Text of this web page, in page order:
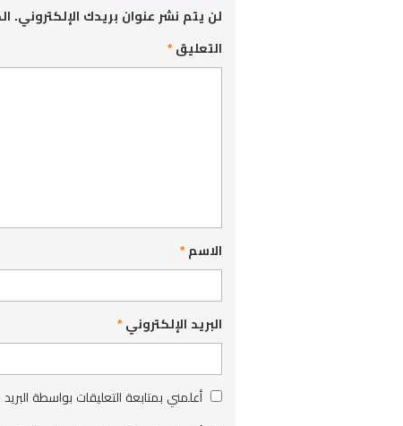
لن يتم نشر عنوان بريدك الإلكتروني.
التعليق*
الاسم*
البريد الإلكتروني*
أعلمني بمتابعة التعليقات بواسطة البريد